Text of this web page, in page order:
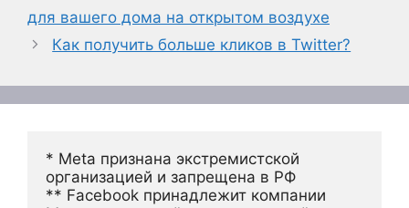
для вашего дома на открытом воздухе
Как получить больше кликов в Twitter?
* Meta признана экстремистской
организацией и запрещена в РФ
** Facebook принадлежит компании